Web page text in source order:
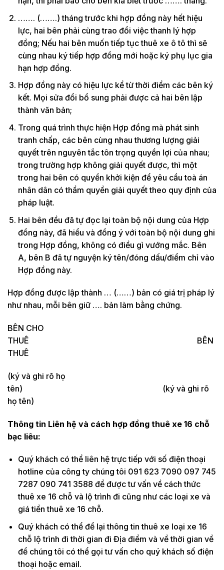
……. (…….) tháng trước khi hợp đồng này hết hiệu
lực, hai bên phải cùng trao đổi việc thanh lý hợp
đồng; Nếu hai bên muốn tiếp tục thuê xe ô tô thì sẽ
cùng nhau ký tiếp hợp đồng mới hoặc ký phụ lục gia
hạn hợp đồng.
Hợp đồng này có hiệu lực kể từ thời điểm các bên ký
kết. Mọi sửa đổi bổ sung phải được cả hai bên lập
thành văn bản;
Trong quá trình thực hiện Hợp đồng mà phát sinh
tranh chấp, các bên cùng nhau thương lượng giải
quyết trên nguyên tắc tôn trọng quyền lợi của nhau;
trong trường hợp không giải quyết được, thì một
trong hai bên có quyền khởi kiện để yêu cầu toà án
nhân dân có thẩm quyền giải quyết theo quy định của
pháp luật.
Hai bên đều đã tự đọc lại toàn bộ nội dung của Hợp
đồng này, đã hiểu và đồng ý với toàn bộ nội dung ghi
trong Hợp đồng, không có điều gì vướng mắc. Bên
A, bên B đã tự nguyện ký tên/đóng dấu/điểm chỉ vào
Hợp đồng này.
Hợp đồng được lập thành … (……) bản có giá trị pháp lý
như nhau, mỗi bên giữ …. bản làm bằng chứng.
BÊN CHO
THUÊ BÊN
THUÊ
(ký và ghi rõ họ
tên) (ký và ghi rõ
họ tên)
Thông tin Liên hệ và cách hợp đồng thuê xe 16 chỗ
bạc liêu:
Quý khách có thể liên hệ trực tiếp với số điện thoại
hotline của công ty chúng tôi 091 623 7090 097 745
7287 090 741 3588 để được tư vấn về cách thức
thuê xe 16 chỗ và lộ trình đi cũng như các loại xe và
giá tiền thuê xe 16 chỗ.
Quý khách có thể để lại thông tin thuê xe loại xe 16
chỗ lộ trình đi thời gian đi Địa điểm và về thời gian về
để chúng tôi có thể gọi tư vấn cho quý khách số điện
thoại hoặc email.